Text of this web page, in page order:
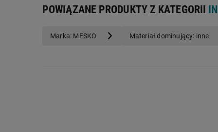
POWIĄZANE PRODUKTY Z KATEGORII
Marka: MESKO Materiał dominujący: inne